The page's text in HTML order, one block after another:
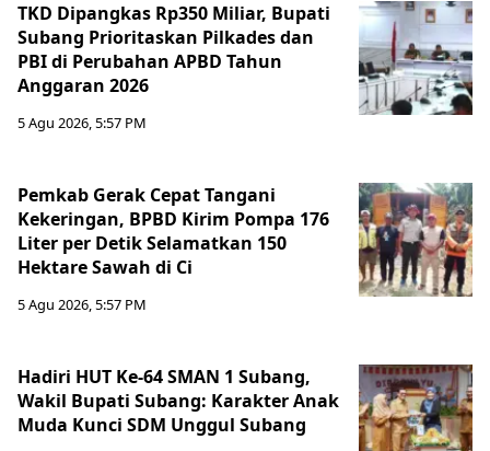
TKD Dipangkas Rp350 Miliar, Bupati
Subang Prioritaskan Pilkades dan
PBI di Perubahan APBD Tahun
Anggaran 2026
5 Agu 2026, 5:57 PM
Pemkab Gerak Cepat Tangani
Kekeringan, BPBD Kirim Pompa 176
Liter per Detik Selamatkan 150
Hektare Sawah di Ci
5 Agu 2026, 5:57 PM
Hadiri HUT Ke-64 SMAN 1 Subang,
Wakil Bupati Subang: Karakter Anak
Muda Kunci SDM Unggul Subang